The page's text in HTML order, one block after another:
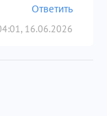
16.06.2026
Ответить